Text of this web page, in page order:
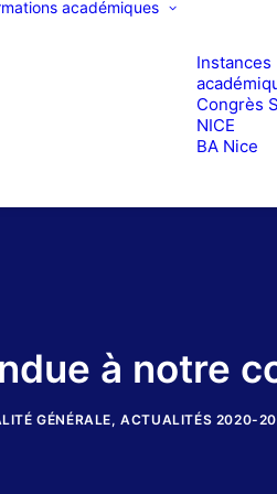
académiques
Instances
Congrès
NICE
BA Nice
à notre
GÉNÉRALE,ACTUALITÉS 2020-